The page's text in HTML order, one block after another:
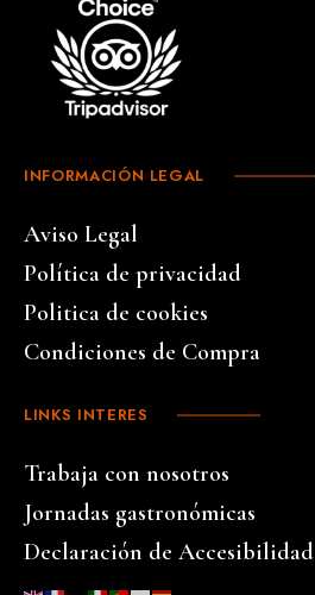
INFORMACIÓN LEGAL
Aviso Legal
Política de privacidad
Politica de cookies
Condiciones de Compra
LINKS INTERES
Trabaja con nosotros
Jornadas gastronómicas
Declaración de Accesibilidad